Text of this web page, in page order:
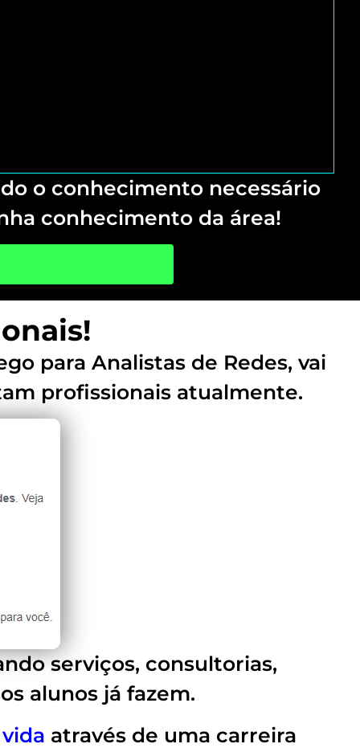
o conhecimento necessário
conhecimento da área!
para Analistas de Redes, vai
profissionais atualmente.
serviços, consultorias,
alunos já fazem.
através de uma carreira